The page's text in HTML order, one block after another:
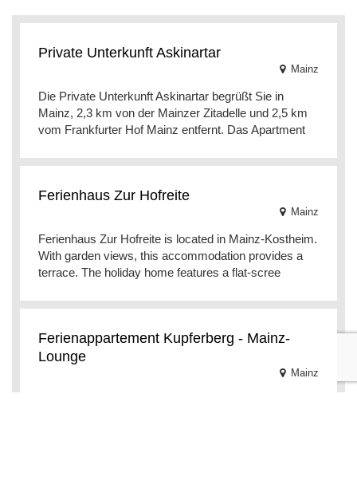
Private Unterkunft Askinartar
Mainz
Die Private Unterkunft Askinartar begrüßt Sie in
Mainz, 2,3 km von der Mainzer Zitadelle und 2,5 km
vom Frankfurter Hof Mainz entfernt. Das Apartment
Ferienhaus Zur Hofreite
Mainz
Ferienhaus Zur Hofreite is located in Mainz-Kostheim.
With garden views, this accommodation provides a
terrace. The holiday home features a flat-scree
Ferienappartement Kupferberg - Mainz-
Lounge
Mainz